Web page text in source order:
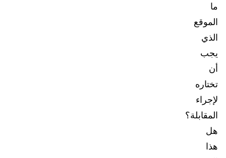
ما
الموقع
الذي
يجب
أن
تختاره
لإجراء
المقابلة؟
هل
هذا